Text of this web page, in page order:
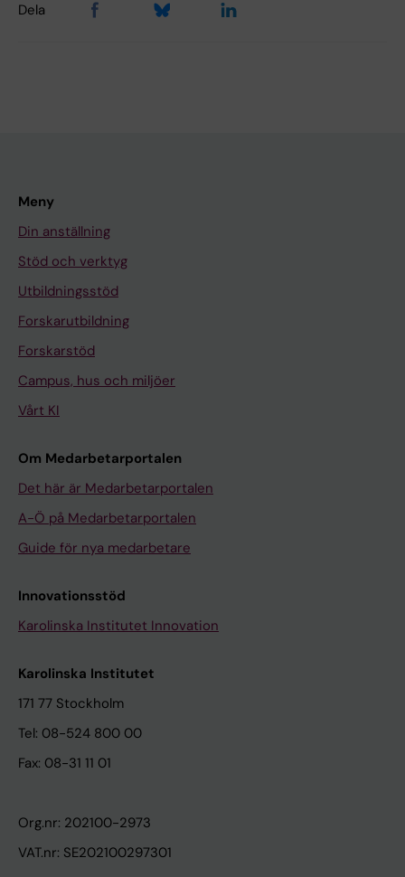
Dela
Meny
Din anställning
Stöd och verktyg
Utbildningsstöd
Forskarutbildning
Forskarstöd
Campus, hus och miljöer
Vårt KI
Om Medarbetarportalen
Det här är Medarbetarportalen
A-Ö på Medarbetarportalen
Guide för nya medarbetare
Innovationsstöd
Karolinska Institutet Innovation
Karolinska Institutet
171 77 Stockholm
Tel: 08-524 800 00
Fax: 08-31 11 01
Org.nr: 202100-2973
VAT.nr: SE202100297301